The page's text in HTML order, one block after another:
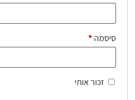
סיסמה *חובה
זכור אותי